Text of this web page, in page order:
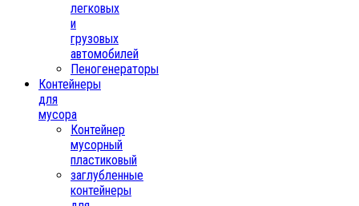
легковых
и
грузовых
автомобилей
Пеногенераторы
Контейнеры
для
мусора
Контейнер
мусорный
пластиковый
заглубленные
контейнеры